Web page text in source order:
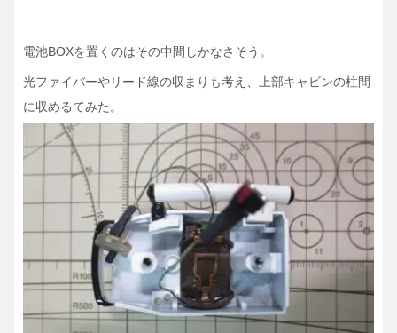
電池BOXを置くのはその中間しかなさそう。
光ファイバーやリード線の収まりも考え、上部キャビンの柱間
に収めるてみた。